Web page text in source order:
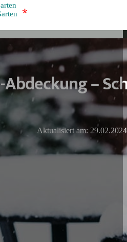
*
Abdeckung –
Aktualisiert am: 29.02.2024